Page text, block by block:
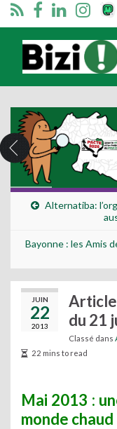
Alternatiba:
Bayonne : les Amis
JUIN
22
2013
du 21
Classé dans
22 mins to read
Mai 2013 :
monde chaud